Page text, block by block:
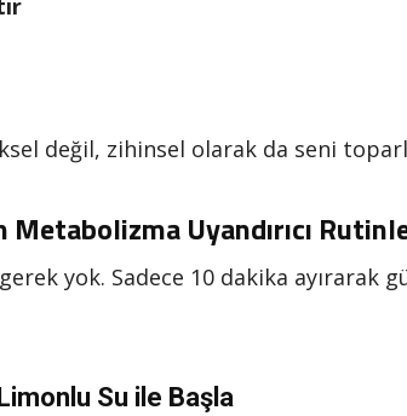
değil, zihinsel olarak da seni
Uyandırıcı
yok. Sadece 10 dakika ayırarak
Su ile Başla